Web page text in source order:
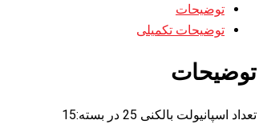
توضیحات
توضیحات تکمیلی
توضیحات
تعداد اسپانیولت بالکنی 25 در بسته:15